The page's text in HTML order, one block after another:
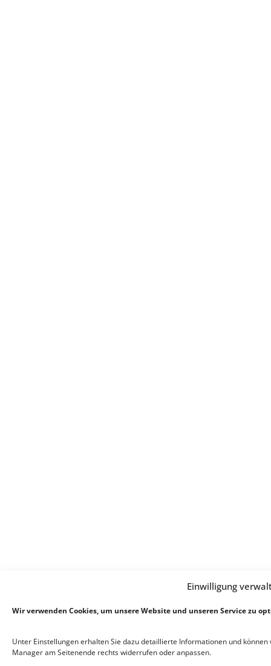
Einwilligung
Wir verwenden Cookies, um unsere Website und unseren Service zu
Unter Einstellungen erhalten Sie dazu detaillierte Informationen und
Manager am Seitenende rechts widerrufen oder anpassen.